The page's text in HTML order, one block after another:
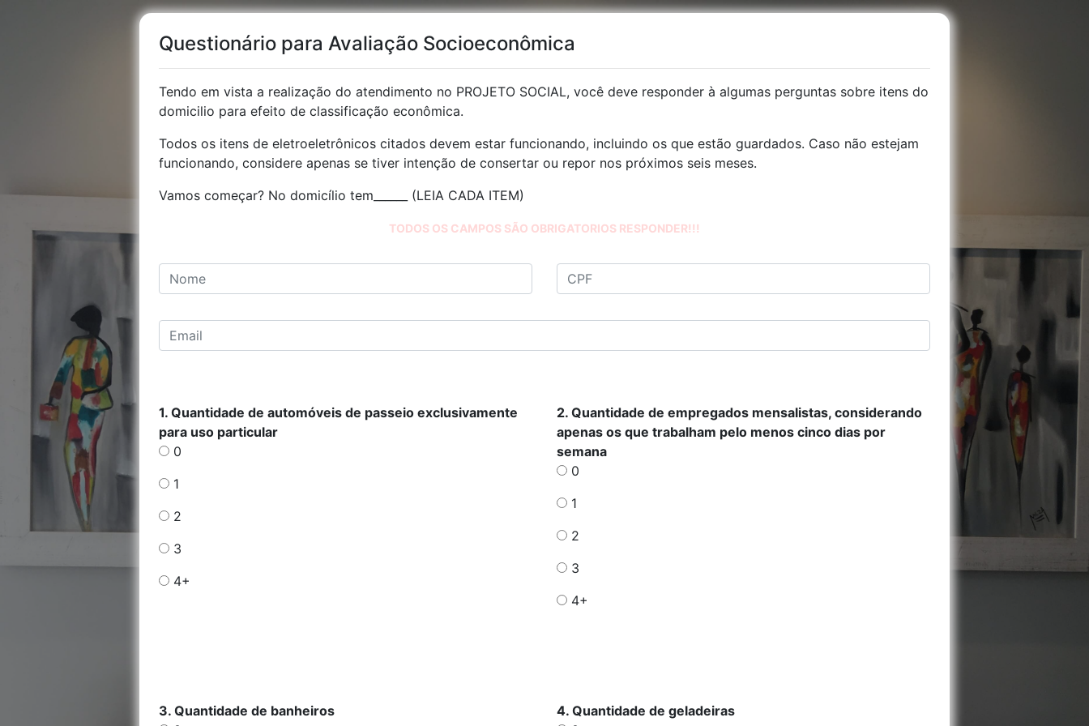
Questionário para Avaliação Socioeconômica
Tendo em vista a realização do atendimento no PROJETO SOCIAL, você deve responder à algumas perguntas sobre itens do
domicilio para efeito de classificação econômica.
Todos os itens de eletroeletrônicos citados devem estar funcionando, incluindo os que estão guardados. Caso não estejam
funcionando, considere apenas se tiver intenção de consertar ou repor nos próximos seis meses.
Vamos começar? No domicílio tem______ (LEIA CADA ITEM)
TODOS OS CAMPOS SÃO OBRIGATORIOS RESPONDER!!!
1. Quantidade de automóveis de passeio exclusivamente
para uso particular
0
1
2
3
4+
2. Quantidade de empregados mensalistas, considerando
apenas os que trabalham pelo menos cinco dias por
semana
0
1
2
3
4+
3. Quantidade de banheiros
4. Quantidade de geladeiras